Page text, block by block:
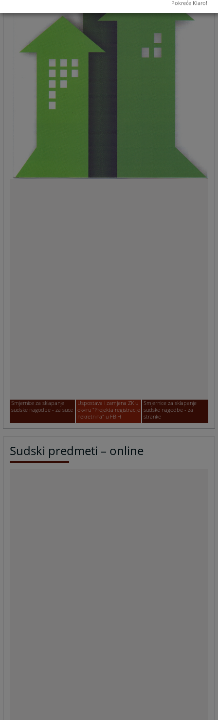
Smjernice za sklapanje
sudske nagodbe - za suce
Uspostava i zamjena ZK u
okviru "Projekta registracije
nekretnina" u FBiH
Smjernice za sklapanje
sudske nagodbe - za
stranke
Sudski predmeti – online
Pokreće Klaro!